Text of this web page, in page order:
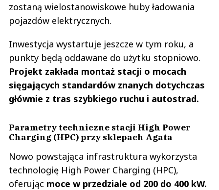
zostaną wielostanowiskowe huby ładowania
pojazdów elektrycznych.
Inwestycja wystartuje jeszcze w tym roku, a
punkty będą oddawane do użytku stopniowo.
Projekt zakłada montaż stacji o mocach
sięgających standardów znanych dotychczas
głównie z tras szybkiego ruchu i autostrad.
Parametry techniczne stacji High Power
Charging (HPC) przy sklepach Agata
Nowo powstająca infrastruktura wykorzysta
technologię High Power Charging (HPC),
oferując moce w przedziale od 200 do 400 kW.